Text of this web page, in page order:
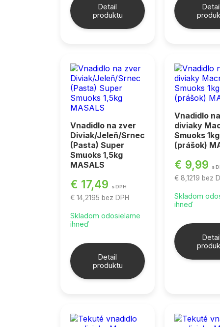
Detail
produktu
Vnadidlo na zver
Diviak/Jeleň/Srnec
(Pasta) Super
Smuoks 1,5kg
MASALS
€ 17,49 s DPH
€ 14,2195 bez DPH
Skladom odosielame
ihneď
Detail
produktu
Vnadidlo
diviaky
Smuoks 1kg
(prášok)
€ 9,99 s
€ 8,1219 bez
Skladom
ihneď